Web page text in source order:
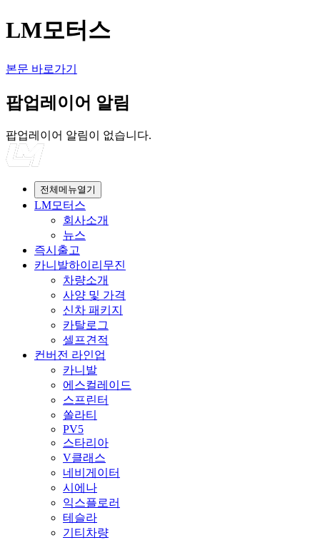
LM모터스
본문 바로가기
팝업레이어 알림
팝업레이어 알림이 없습니다.
전체메뉴열기
LM모터스
회사소개
뉴스
즉시출고
카니발하이리무진
차량소개
사양 및 가격
신차 패키지
카탈로그
셀프견적
컨버전 라인업
카니발
에스컬레이드
스프린터
쏠라티
PV5
스타리아
V클래스
네비게이터
시에나
익스플로러
테슬라
기티차량